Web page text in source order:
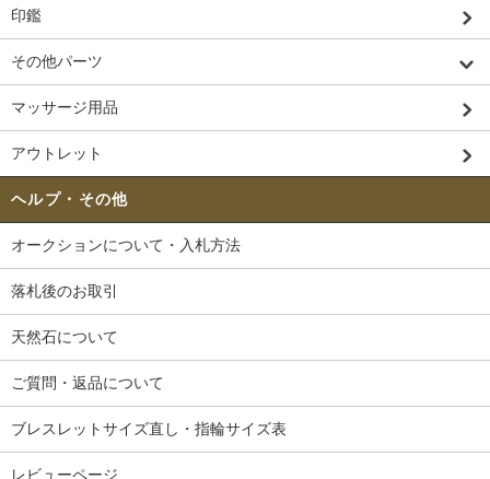
印鑑
その他パーツ
マッサージ用品
アウトレット
ヘルプ・その他
オークションについて・入札方法
落札後のお取引
天然石について
ご質問・返品について
ブレスレットサイズ直し・指輪サイズ表
レビューページ